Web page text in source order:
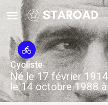
Cycliste
Né le 17 février
le 14 octobre 1988